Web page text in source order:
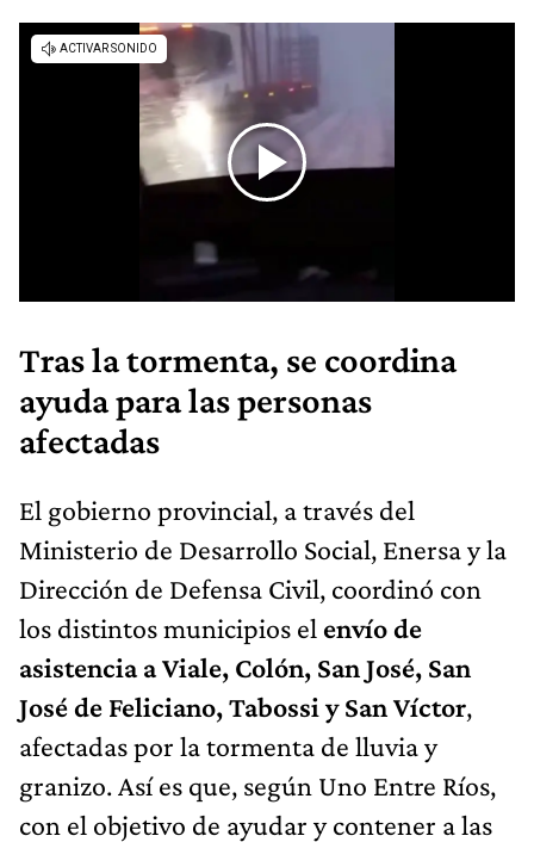
Tras la tormenta, se coordina
ayuda para las personas
afectadas
El gobierno provincial, a través del
Ministerio de Desarrollo Social, Enersa y la
Dirección de Defensa Civil, coordinó con
los distintos municipios el envío de
asistencia a Viale, Colón, San José, San
José de Feliciano, Tabossi y San Víctor,
afectadas por la tormenta de lluvia y
granizo. Así es que, según Uno Entre Ríos,
con el objetivo de ayudar y contener a las